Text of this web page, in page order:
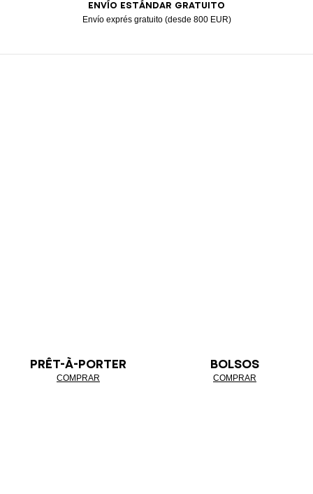
American Express
Apple Pay
DinersGoogle Pay
Klarna MastercardPaypal
ENVÍO ESTÁNDAR GRATUITO
Envío exprés gratuito (desde 800 EUR)
PRÊT-À-PORTER
COMPRAR
BOLSOS
COMPRAR